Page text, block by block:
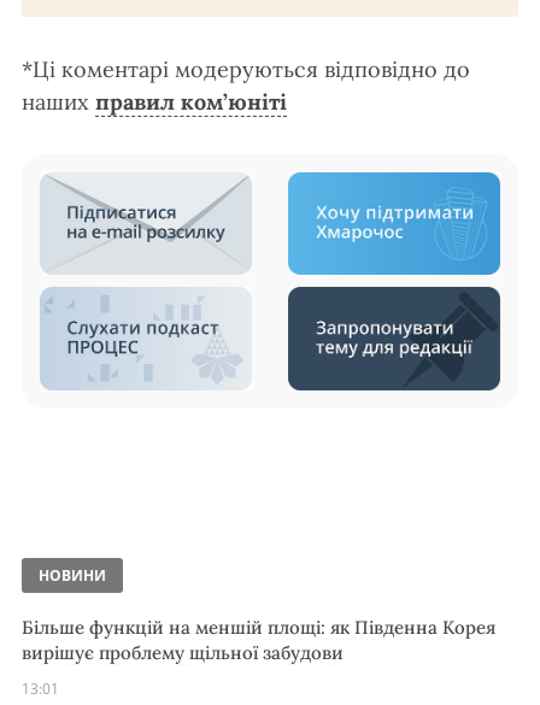
*Ці коментарі модеруються відповідно до
наших правил ком’юніті
НОВИНИ
Більше функцій на меншій площі: як Південна Корея
вирішує проблему щільної забудови
13:01